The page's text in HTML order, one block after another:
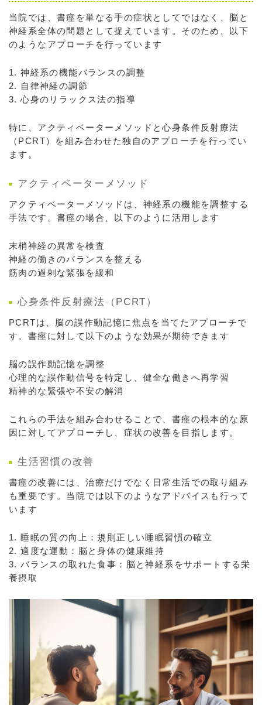
当院では、書痙を単なる手の症状としてではなく、脳と
神経系全体の問題として捉えています。そのため、以下
のようなアプローチを行っています
1. 神経系の機能バランスの調整
2. 自律神経の調節
3. 心身のリラックス法の指導
特に、アクティベーターメソッドと心身条件反射療法
（PCRT）を組み合わせた独自のアプローチを行ってい
ます。
アクティベーターメソッド
アクティベーターメソッドは、神経系の機能を調整する
手法です。書痙の場合、以下のように活用します
末梢神経の異常を検査
神経の働きのバランスを整える
筋肉の過剰な緊張を緩和
心身条件反射療法（PCRT）
PCRTは、脳の誤作動記憶に焦点を当てたアプローチで
す。書痙に対して以下のような効果が期待できます
脳の誤作動記憶を調整
心理的な誤作動信号を特定し、健全な働きへ再学習
精神的な緊張や不安の解消
これらの手法を組み合わせることで、書痙の根本的な原
因に対してアプローチし、症状の改善を目指します。
生活習慣の改善
書痙の改善には、治療だけでなく日常生活での取り組み
も重要です。当院では以下のようなアドバイスも行って
います
1. 睡眠の質の向上：規則正しい睡眠習慣の確立
2. 適度な運動：脳と身体の健康維持
3. バランスの取れた食事：脳と神経系をサポートする栄
養摂取